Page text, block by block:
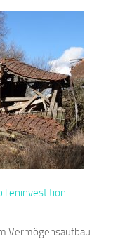
Vermögensaufbau